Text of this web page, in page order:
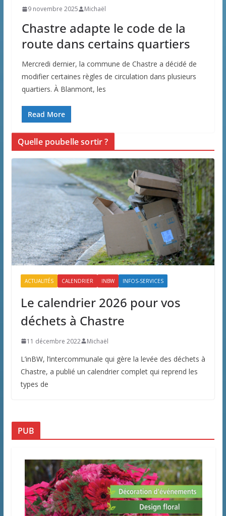
9 novembre 2025 Michaël
Chastre adapte le code de la
route dans certains quartiers
Mercredi dernier, la commune de Chastre a décidé de
modifier certaines règles de circulation dans plusieurs
quartiers. À Blanmont, les
Read More
Quelle poubelle sortir ?
ACTUALITÉS CALENDRIER INBW INFOS-SERVICES
Le calendrier 2026 pour vos
déchets à Chastre
11 décembre 2022 Michaël
L’inBW, l’intercommunale qui gère la levée des déchets à
Chastre, a publié un calendrier complet qui reprend les
types de
PUB